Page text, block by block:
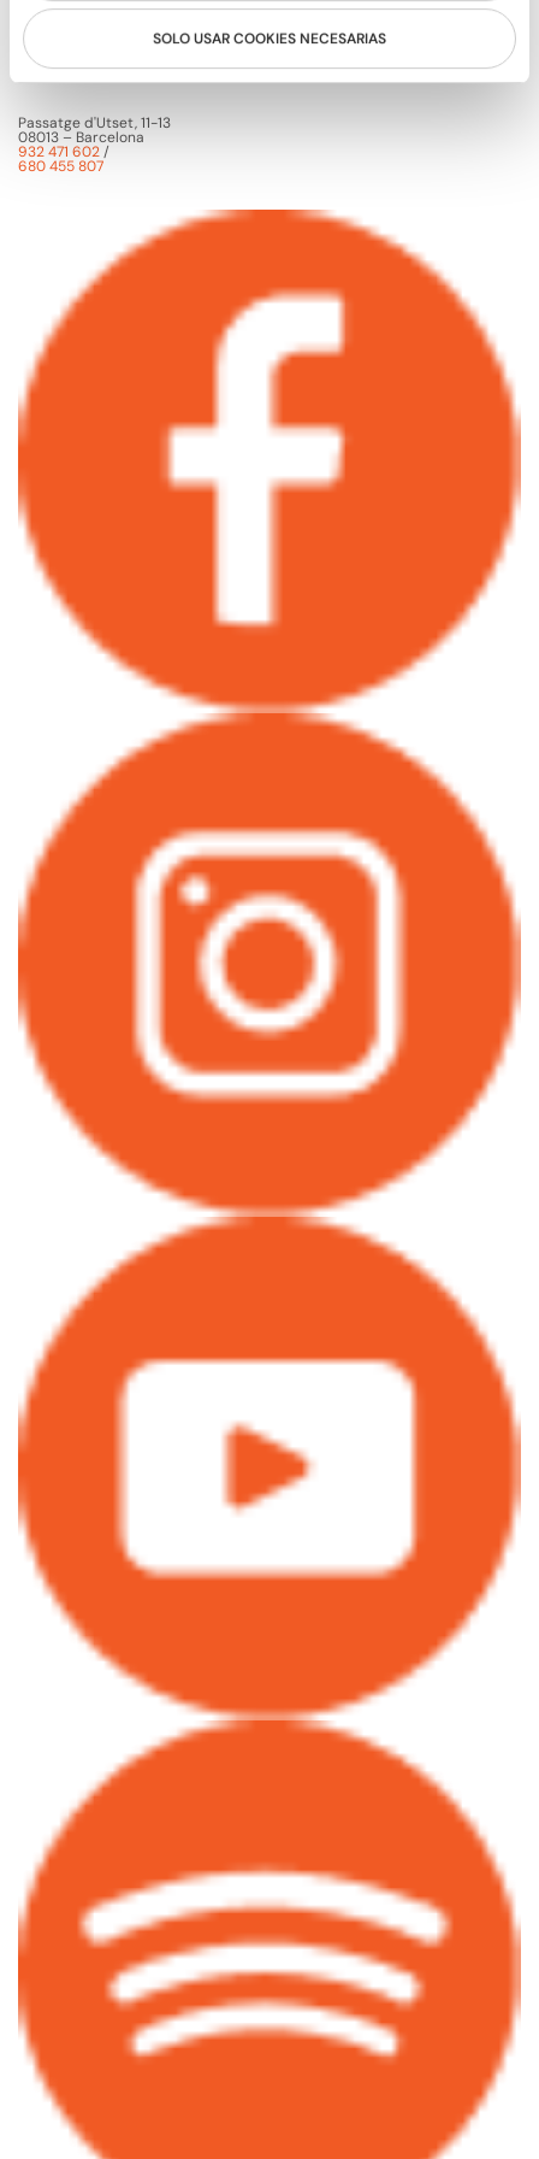
SOLO USAR COOKIES NECESARIAS
Passatge d'Utset, 11-13
08013 – Barcelona
932 471 602/
680 455 807